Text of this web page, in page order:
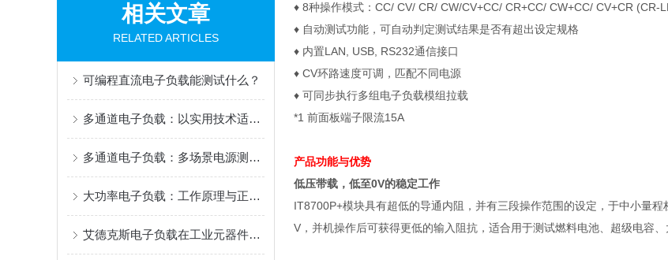
相关文章
RELATED ARTICLES
可编程直流电子负载能测试什么？
多通道电子负载：以实用技术适配多元测试需求
多通道电子负载：多场景电源测试的效率“加速器”
大功率电子负载：工作原理与正确使用指南
艾德克斯电子负载在工业元器件、老化测试等领域中的用途
♦ 8种操作模式： CC/ CV/ CR/ CW/CV+CC/ CR+CC/ CW+CC/ CV+CR (CR-
♦ 自动测试功能，可自动判定测试结果是否有超出设定规格
♦ 内置LAN, USB, RS232通信接口
♦ CV环路速度可调，匹配不同电源
♦ 可同步执行多组电子负载模组拉载
*1 前面板端子限流15A
产品功能与优势
低压带载，低至0V的稳定工作
IT8700P+模块具有超低的导通内阻，并有三段操作范围的设定，于中小量程
V ，并机操作后可获得更低的输入阻抗，适合用于测试燃料电池、超级电容、